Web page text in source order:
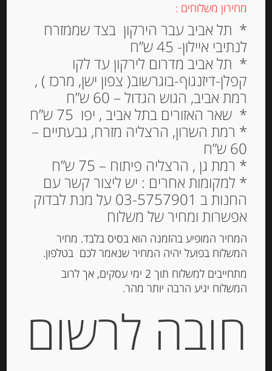
לחם פומפרניקל פרוסות
₪15.00
המלאי אזל
מק"ט:4000446001018
קטגוריה:קרקרים, צנימים, גרסיני
תגיות:MULINO VECCHIO
,גריסיני
תיאור
מחירון משלוחים :
* תל אביב עבר הירקון בצד שממזרח
לנתיבי איילון- 45 ש”ח
* תל אביב מדרום לירקון עד לקו
קפלן-דיזנגוף-בוגרשוב( צפון ישן, מרכז ) ,
רמת אביב, הגוש הגדול – 60 ש”ח
* שאר האזורים בתל אביב , יפו 75 ש”ח
* רמת השרון, הרצליה מזרח, גבעתיים –
60 ש”ח
* רמת גן , הרצליה פיתוח – 75 ש”ח
* למקומות אחרים : יש ליצור קשר עם
החנות ב 03-5757901 על מנת לבדוק
אפשרות ומחיר של משלוח
המחיר המופיע בהזמנה הוא בסיס בלבד. מחיר
המשלוח בפועל יהיה המחיר שנאמר לכם בטלפון.
מתחייבים למשלוח תוך 2 ימי עסקים, אך לרוב
המשלוח יגיע הרבה יותר מהר.
חובה לרשום